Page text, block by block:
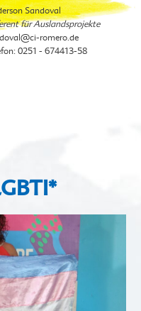
Sandoval
für Auslandsprojekte
@ci-romero.de
0251 - 674413-58